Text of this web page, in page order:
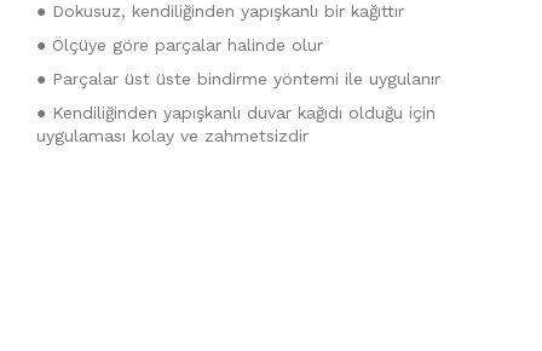
● Dokusuz, kendiliğinden yapışkanlı bir kağıttır
● Ölçüye göre parçalar halinde olur
● Parçalar üst üste bindirme yöntemi ile uygulanır
● Kendiliğinden yapışkanlı duvar kağıdı olduğu için
uygulaması kolay ve zahmetsizdir